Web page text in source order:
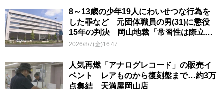
8～13歳の少年19人にわいせつな行為を
した罪など 元団体職員の男(31)に懲役
15年の判決 岡山地裁「常習性は際立っ
ていて被害結果も非常に重い」
2026/8/7(金)16:47
人気再燃「アナログレコード」の販売イ
ベント レアものから復刻盤まで…約3万
点集結 天満屋岡山店